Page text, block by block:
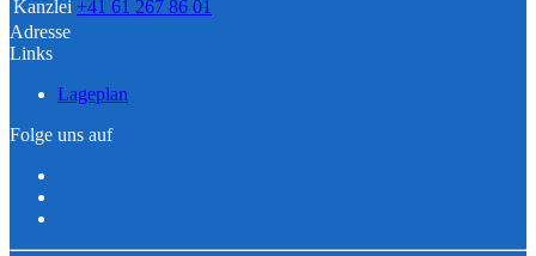
Kanzlei +41 61 267 86 01
Adresse
Links
Lageplan
Folge uns auf